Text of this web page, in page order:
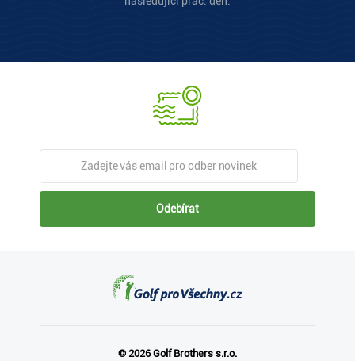
Odebírat
© 2026 Golf Brothers s.r.o.